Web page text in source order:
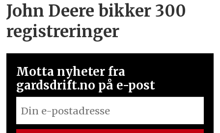
John Deere bikker 300
registreringer
Motta nyheter fra
gardsdrift.no på e-post